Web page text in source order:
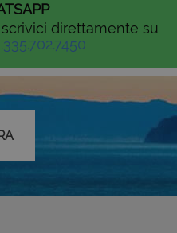
direttamente su